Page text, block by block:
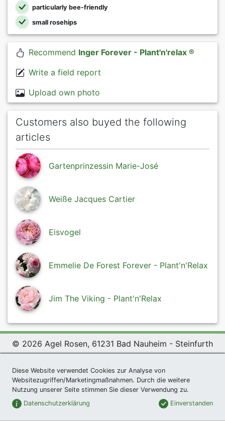
particularly bee-friendly
small rosehips
Recommend Inger Forever - Plant'n'relax ®
Write a field report
Upload own photo
Customers also buyed the following
articles
Gartenprinzessin Marie-José
Weiße Jacques Cartier
Eisvogel
Emmelie De Forest Forever - Plant'n'Relax
Jim The Viking - Plant'n'Relax
© 2026 Agel Rosen, 61231 Bad Nauheim - Steinfurth
Conditions|Datenschutzerklärung| Imprint
Sitemap
Newsletter
Diese Website verwendet Cookies zur Analyse von
Websitezugriffen/Marketingmaßnahmen. Durch die weitere
Nutzung unserer Seite stimmen Sie dieser Verwendung zu.
Datenschutzerklärung
Einverstanden